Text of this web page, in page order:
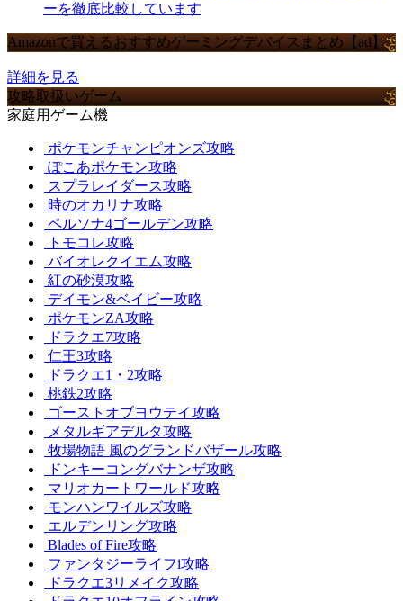
ーを徹底比較しています
Amazonで買えるおすすめゲーミングデバイスまとめ【ad】
詳細を見る
攻略取扱いゲーム
家庭用ゲーム機
ポケモンチャンピオンズ攻略
ぽこあポケモン攻略
スプラレイダース攻略
時のオカリナ攻略
ペルソナ4ゴールデン攻略
トモコレ攻略
バイオレクイエム攻略
紅の砂漠攻略
デイモン&ベイビー攻略
ポケモンZA攻略
ドラクエ7攻略
仁王3攻略
ドラクエ1・2攻略
桃鉄2攻略
ゴーストオブヨウテイ攻略
メタルギアデルタ攻略
牧場物語 風のグランドバザール攻略
ドンキーコングバナンザ攻略
マリオカートワールド攻略
モンハンワイルズ攻略
エルデンリング攻略
Blades of Fire攻略
ファンタジーライフi攻略
ドラクエ3リメイク攻略